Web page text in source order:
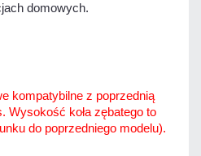
domowych.
kompatybilne z poprzednią
Wysokość koła zębatego to
do poprzedniego modelu).